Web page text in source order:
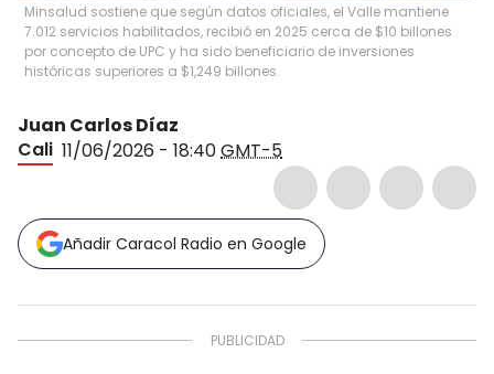
Minsalud sostiene que según datos oficiales, el Valle mantiene
7.012 servicios habilitados, recibió en 2025 cerca de $10 billones
por concepto de UPC y ha sido beneficiario de inversiones
históricas superiores a $1,249 billones.
Juan Carlos Díaz
Cali 11/06/2026 - 18:40GMT-5
Añadir Caracol Radio en Google